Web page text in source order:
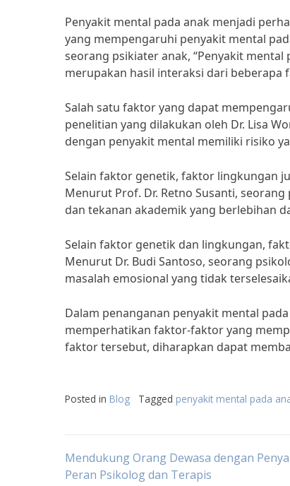
Penyakit mental pada anak menjadi
yang mempengaruhi penyakit mental
seorang psikiater anak, “Penyakit
merupakan hasil interaksi dari beberapa
Salah satu faktor yang dapat
penelitian yang dilakukan oleh Dr. Lisa
dengan penyakit mental memiliki risiko
Selain faktor genetik, faktor lingkungan
Menurut Prof. Dr. Retno Susanti,
dan tekanan akademik yang berlebihan
Selain faktor genetik dan lingkungan,
Menurut Dr. Budi Santoso, seorang
masalah emosional yang tidak
Dalam penanganan penyakit mental
memperhatikan faktor-faktor yang
faktor tersebut, diharapkan dapat
Posted in Blog Tagged penyakit mental pada
Post
Mendukung Orang Dewasa dengan
Peran Psikolog dan Terapis